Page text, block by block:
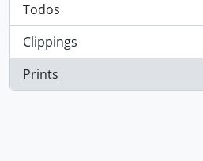
Todos
Clippings
, 1 resultados
Prints
, 1 resultados